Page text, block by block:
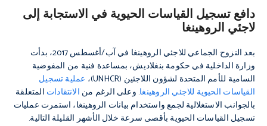
دافع تسجيل القياسات الحيوية في الاستجابة إلى
لاجئي الروهينغا
بعد النزوح الجماعي للاجئي الروهينغا في آب/أغسطس 2017، بدأت
وزارة الداخلية في حكومة بنغلاديش، بمساعدة فنية من المفوضية
السامية للأمم المتحدة لشؤون اللاجئين (UNHCR)،
عملية تسجيل
القياسات الحيوية للاجئي الروهينغا. وعلى الرغم من الانتقادات المتعلقة
بالجوانب الاستغلالية لجمع واستخدام بيانات الروهينغا، استمرت عمليات
تسجيل القياسات الحيوية بأقصى سرعة خلال الأشهر القليلة التالية.